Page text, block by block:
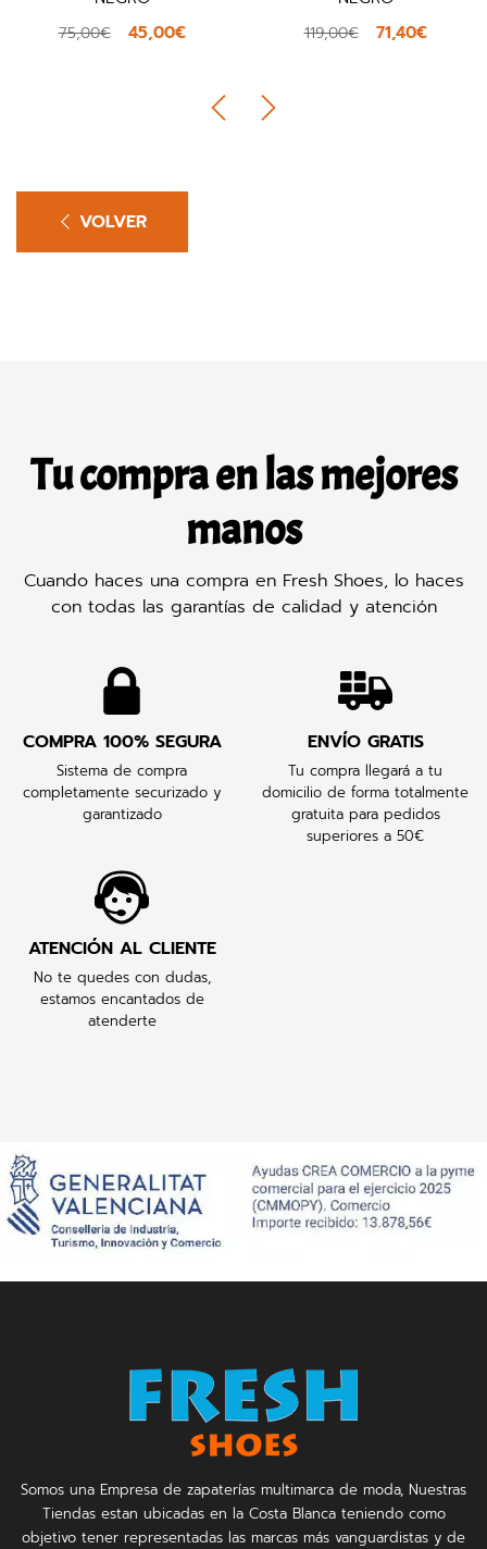
119,00€
VOLVER
Tu compra en las mejores
manos
Cuando haces una compra en Fresh Shoes, lo haces
con todas las garantías de calidad y atención
COMPRA 100% SEGURA
Sistema de compra
completamente securizado y
garantizado
ENVÍO GRATIS
Tu compra llegará a tu
domicilio de forma totalmente
gratuita para pedidos
superiores a 50€
ATENCIÓN AL CLIENTE
No te quedes con dudas,
estamos encantados de
atenderte
Somos una Empresa de zapaterías multimarca de moda, Nuestras
Tiendas estan ubicadas en la Costa Blanca teniendo como
objetivo tener representadas las marcas más vanguardistas y de